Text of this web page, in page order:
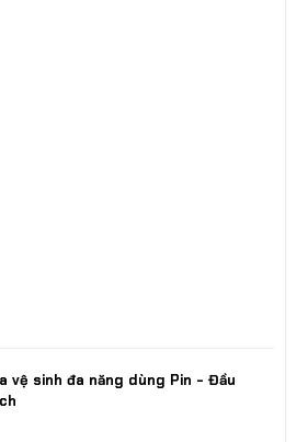
vệ sinh đa năng dùng Pin - Đầu